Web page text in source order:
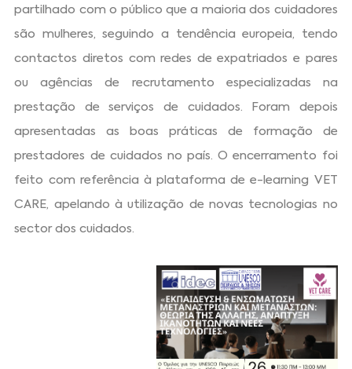
partilhado com o público que a maioria dos cuidadores
são mulheres, seguindo a tendência europeia, tendo
contactos diretos com redes de expatriados e pares
ou agências de recrutamento especializadas na
prestação de serviços de cuidados. Foram depois
apresentadas as boas práticas de formação de
prestadores de cuidados no país. O encerramento foi
feito com referência à plataforma de e-learning VET
CARE, apelando à utilização de novas tecnologias no
sector dos cuidados.